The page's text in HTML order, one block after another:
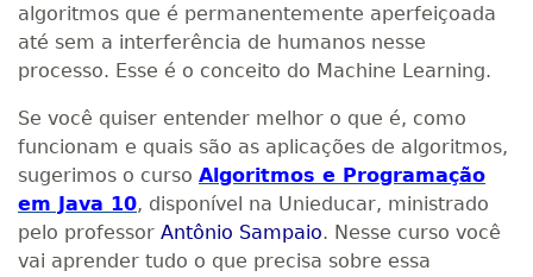
algoritmos que é permanentemente aperfeiçoada
até sem a interferência de humanos nesse
processo. Esse é o conceito do Machine Learning.
Se você quiser entender melhor o que é, como
funcionam e quais são as aplicações de algoritmos,
sugerimos o curso Algoritmos e Programação
em Java 10, disponível na Unieducar, ministrado
pelo professor Antônio Sampaio. Nesse curso você
vai aprender tudo o que precisa sobre essa